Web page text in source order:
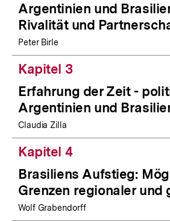
Argentinien und
Rivalität und
Peter Birle
Kapitel 3
Erfahrung der Zeit -
Argentinien und
Claudia Zilla
Kapitel 4
Brasiliens Aufstieg:
Grenzen regionaler und
Wolf Grabendorff